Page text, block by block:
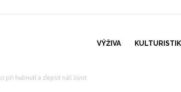
VÝŽIVA
při hubnutí a zlepšit náš život